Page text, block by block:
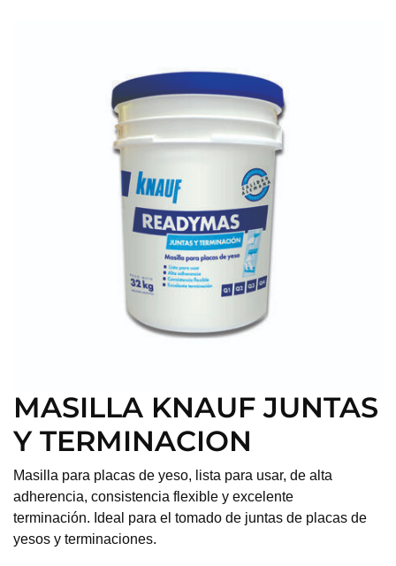
MASILLA KNAUF JUNTAS
Y TERMINACION
Masilla para placas de yeso, lista para usar, de alta
adherencia, consistencia flexible y excelente
terminación. Ideal para el tomado de juntas de placas de
yesos y terminaciones.